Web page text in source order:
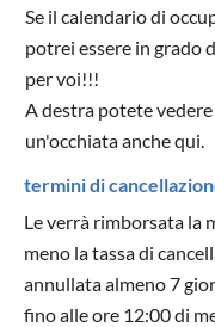
Se il calendario di
potrei essere in grado
per voi!!!
A destra potete
un'occhiata anche qui.
termini di
Le verrà rimborsata la
meno la tassa di
annullata almeno 7
fino alle ore 12:00 di